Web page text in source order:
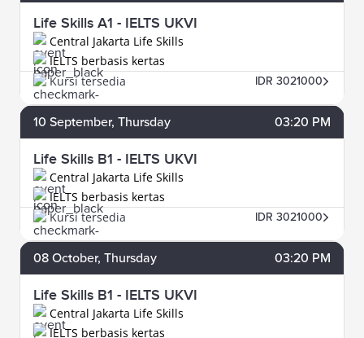
Life Skills A1 - IELTS UKVI
Central Jakarta Life Skills
IELTS berbasis kertas
Kursi tersedia
IDR 3021000
10 September, Thursday 03:20 PM
Life Skills B1 - IELTS UKVI
Central Jakarta Life Skills
IELTS berbasis kertas
Kursi tersedia
IDR 3021000
08 October, Thursday 03:20 PM
Life Skills B1 - IELTS UKVI
Central Jakarta Life Skills
IELTS berbasis kertas